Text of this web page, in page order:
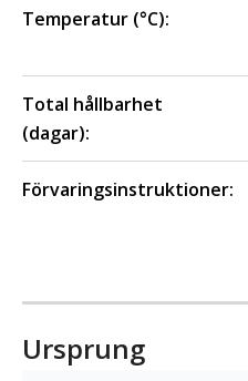
Temperatur (°C):
Total hållbarhet
(dagar):
Förvaringsinstruktioner:
Ursprung